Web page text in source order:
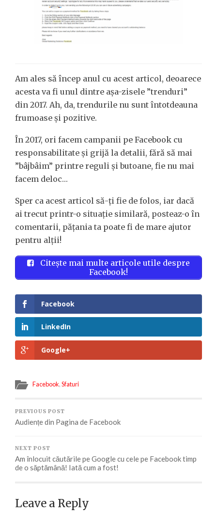
Am ales să încep anul cu acest articol, deoarece
acesta va fi unul dintre așa-zisele ”trenduri”
din 2017. Ah, da, trendurile nu sunt întotdeauna
frumoase și pozitive.
În 2017, ori facem campanii pe Facebook cu
responsabilitate și grijă la detalii, fără să mai
”bâjbâim” printre reguli și butoane, fie nu mai
facem deloc…
Sper ca acest articol să-ți fie de folos, iar dacă
ai trecut printr-o situație similară, posteaz-o în
comentarii, pățania ta poate fi de mare ajutor
pentru alții!
Citește mai multe articole utile despre
Facebook!
Facebook
LinkedIn
Google+
Facebook,Sfaturi
PREVIOUS POST
Audiențe din Pagina de Facebook
NEXT POST
Am înlocuit căutările pe Google cu cele pe Facebook timp
de o săptămână! Iată cum a fost!
Leave a Reply